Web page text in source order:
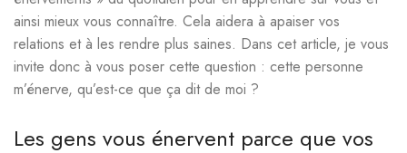
ainsi mieux vous connaître. Cela aidera à apaiser vos
relations et à les rendre plus saines. Dans cet article, je vous
invite donc à vous poser cette question : cette personne
m’énerve, qu’est-ce que ça dit de moi ?
Les gens vous énervent parce que vos